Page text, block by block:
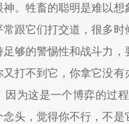
。牲畜的聪明是难以
跟它们打交道，很多
够的警惕性和战斗力
又打不到它，你拿它没
因为这是一个博弈的过
头，觉得你不行，不